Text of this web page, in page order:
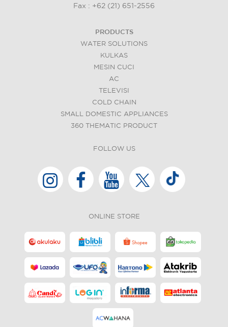
Fax : +62 (21) 651-2556
PRODUCTS
WATER SOLUTIONS
KULKAS
MESIN CUCI
AC
TELEVISI
COLD CHAIN
SMALL DOMESTIC APPLIANCES
360 THEMATIC PRODUCT
FOLLOW US
ONLINE STORE